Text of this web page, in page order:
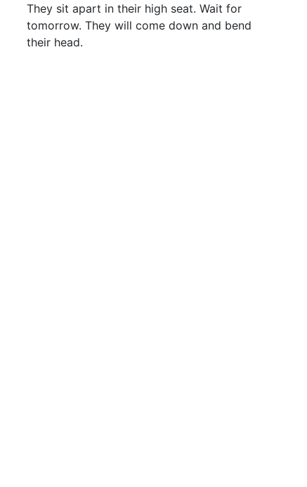
They sit apart in their high seat. Wait for
tomorrow. They will come down and bend
their head.